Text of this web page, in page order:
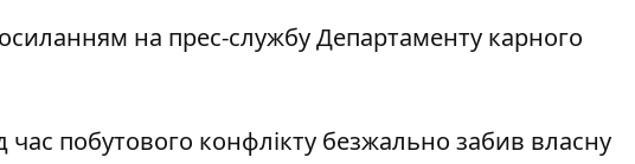
на прес-службуДепартаменту карного
побутового конфлікту безжально забив власну